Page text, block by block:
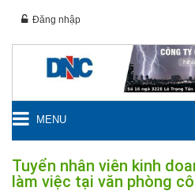
Đăng nhập
MENU
Tuyển nhân viên kinh
làm việc tại văn phòng